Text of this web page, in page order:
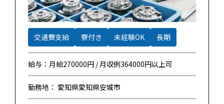
交通費支給 寮付き 未経験OK 長期
給与：月給270000円 / 月収例364000円以上可
勤務地： 愛知県愛知県安城市